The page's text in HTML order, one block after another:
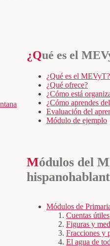
¿Qué es el
¿Qué es el MEVyT?
¿Qué ofrece?
¿Cómo está
¿Cómo aprendes
Evaluación del
Módulo de ejemplo
Módulos del MEVyT
Módulos de
Cuentas útiles
Figuras y
Fracciones y
El agua de